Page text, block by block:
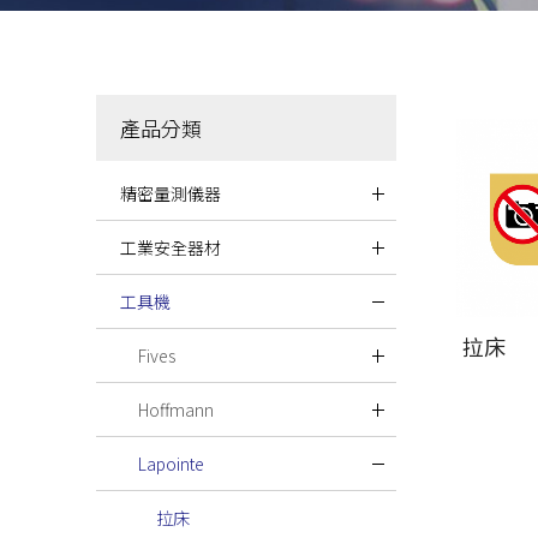
產品分類
精密量測儀器
工業安全器材
工具機
Fives
Hoffmann
Lapointe
拉床
拉床